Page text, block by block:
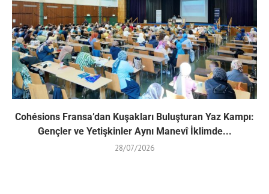
Cohésions Fransa’dan Kuşakları Buluşturan Yaz Kampı:
Gençler ve Yetişkinler Aynı Manevî İklimde...
28/07/2026